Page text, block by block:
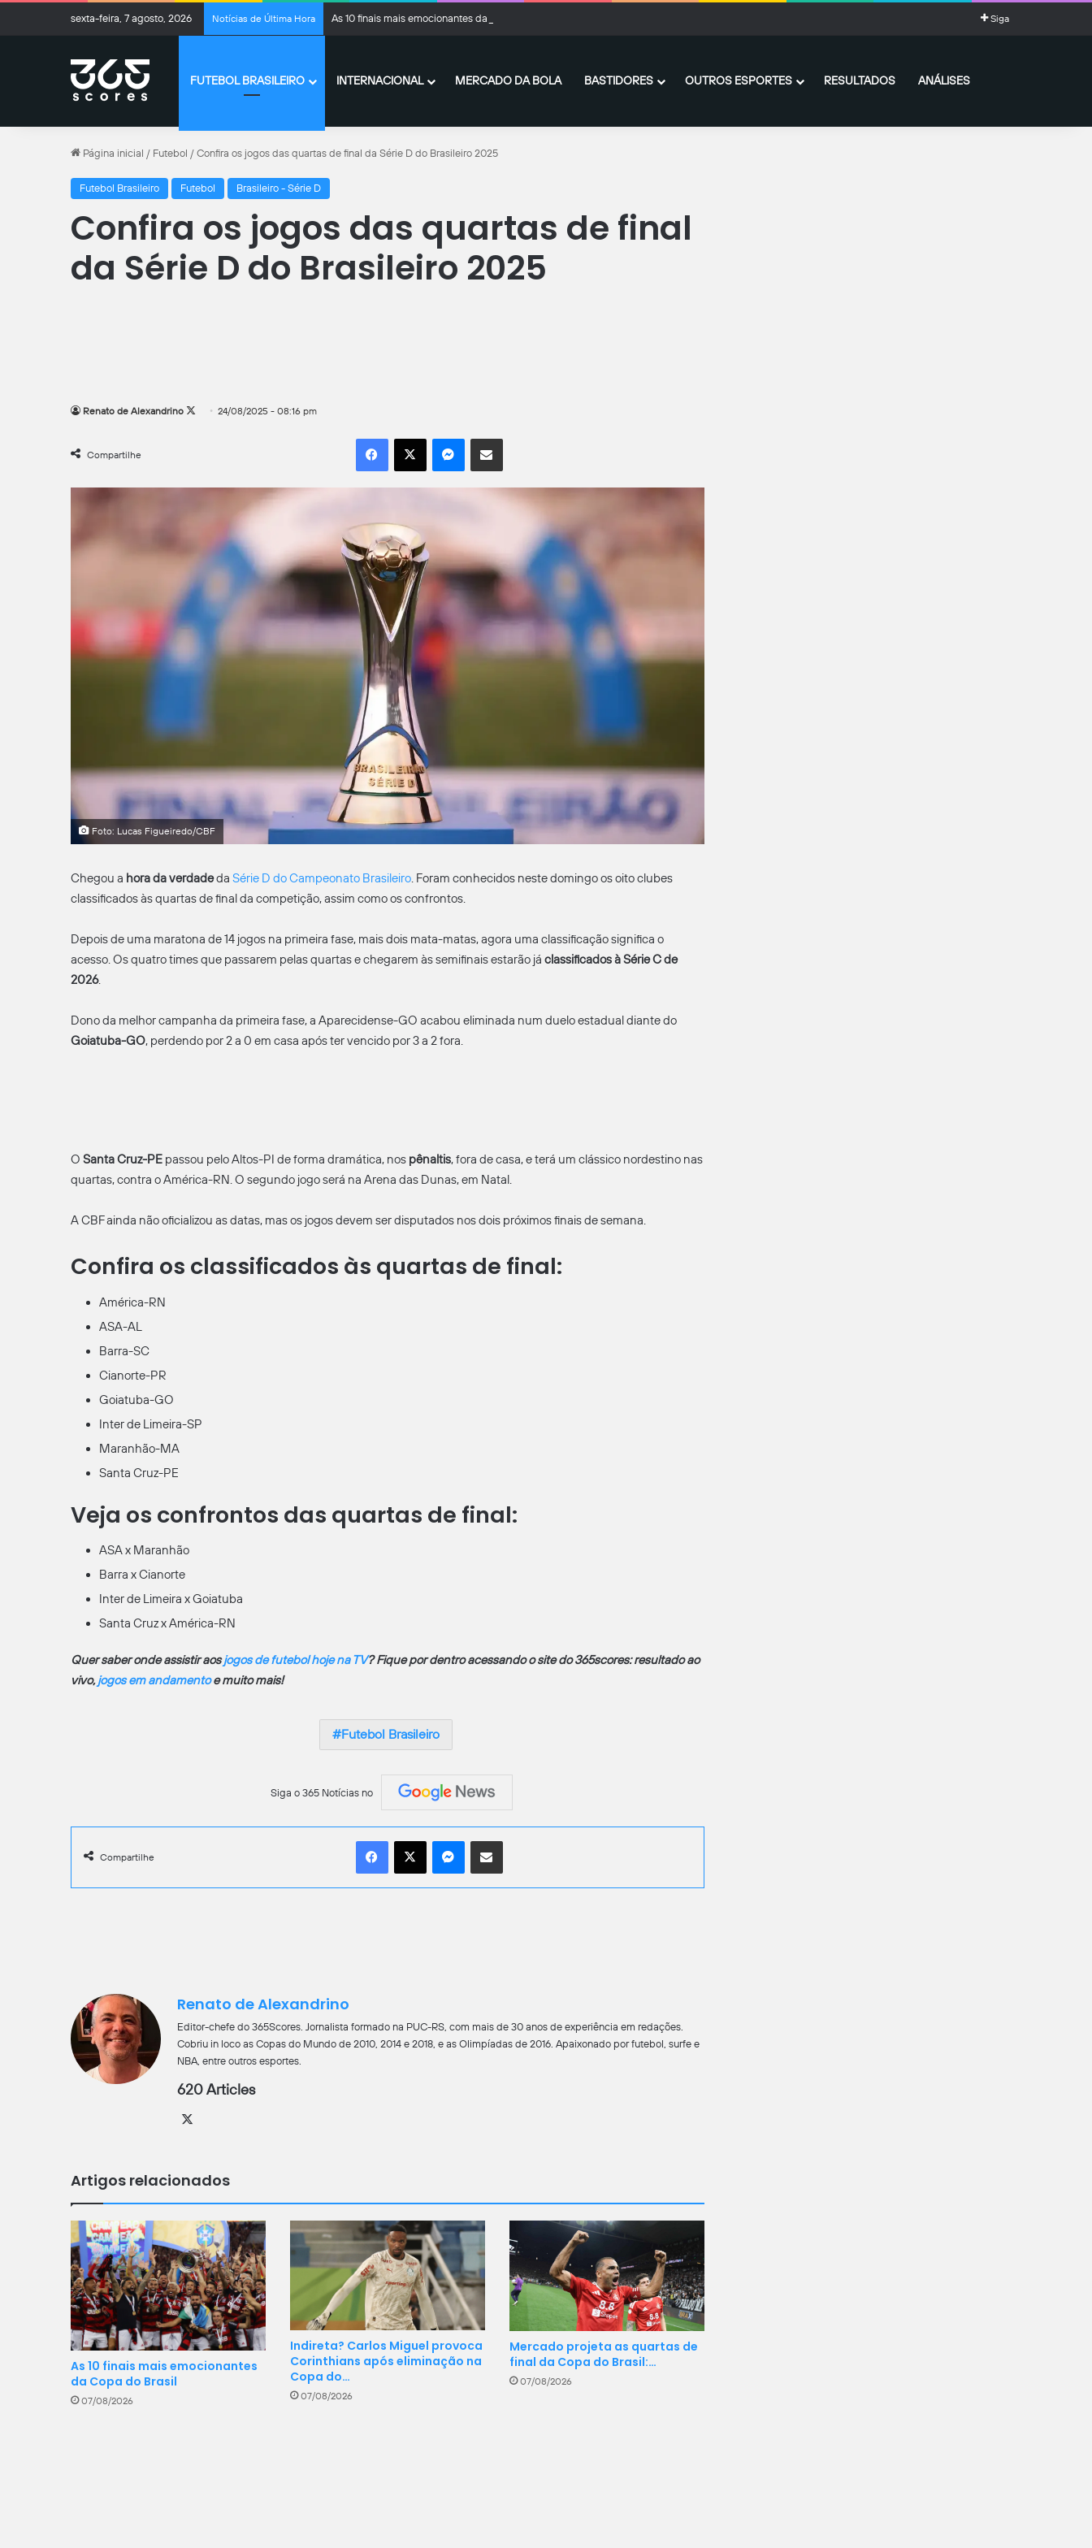
sexta-feira, 7 agosto, 2026 Notícias de Última Hora As 10 finais mais emocionantes da Copa do Brasil Siga
FUTEBOL BRASILEIRO INTERNACIONAL MERCADO DA BOLA BASTIDORES OUTROS ESPORTES RESULTADOS ANÁLISES
Página inicial / Futebol / Confira os jogos das quartas de final da Série D do Brasileiro 2025
Futebol Brasileiro Futebol Brasileiro - Série D
Confira os jogos das quartas de final
da Série D do Brasileiro 2025
Renato de Alexandrino
Follow24/08/2025 - 08:16 pm
Compartilhe
Facebook
X MessengerCompartilhar por e-mail
Foto: Lucas Figueiredo/CBF
Chegou a hora da verdadeda Série D do Campeonato Brasileiro. Foram conhecidos neste domingo os oito clubes
classificados às quartas de final da competição, assim como os confrontos.
Depois de uma maratona de 14 jogos na primeira fase, mais dois mata-matas, agora uma classificação significa o
acesso. Os quatro times que passarem pelas quartas e chegarem às semifinais estarão já classificados à Série C de
2026.
Dono da melhor campanha da primeira fase, a Aparecidense-GO acabou eliminada num duelo estadual diante do
Goiatuba-GO, perdendo por 2 a 0 em casa após ter vencido por 3 a 2 fora.
O Santa Cruz-PE passou pelo Altos-PI de forma dramática, nos pênaltis, fora de casa, e terá um clássico nordestino nas
quartas, contra o América-RN. O segundo jogo será na Arena das Dunas, em Natal.
A CBF ainda não oficializou as datas, mas os jogos devem ser disputados nos dois próximos finais de semana.
Confira os classificados às quartas de final:
América-RN
ASA-AL
Barra-SC
Cianorte-PR
Goiatuba-GO
Inter de Limeira-SP
Maranhão-MA
Santa Cruz-PE
Veja os confrontos das quartas de final:
ASA x Maranhão
Barra x Cianorte
Inter de Limeira x Goiatuba
Santa Cruz x América-RN
Quer saber onde assistir aosjogos de futebol hoje na TV? Fique por dentro acessando o site do 365scores: resultado ao
vivo,jogos em andamentoe muito mais!
Futebol Brasileiro
Siga o 365 Notícias no
Compartilhe
Facebook
X MessengerCompartilhar por e-mail
Renato de Alexandrino
Editor-chefe do 365Scores. Jornalista formado na PUC-RS, com mais de 30 anos de experiência em redações.
Cobriu in loco as Copas do Mundo de 2010, 2014 e 2018, e as Olimpíadas de 2016. Apaixonado por futebol, surfe e
NBA, entre outros esportes.
620 Articles
Artigos relacionados
As 10 finais mais emocionantes
da Copa do Brasil
07/08/2026
Indireta? Carlos Miguel provoca
Corinthians após eliminação na
Copa do…
07/08/2026
Mercado projeta as quartas de
final da Copa do Brasil:…
07/08/2026